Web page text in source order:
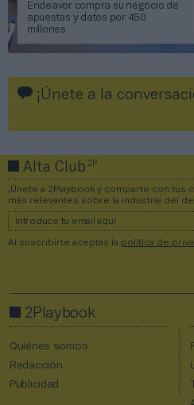
Endeavor compra su negocio de
apuestas y datos por 450
millones
¡Únete a la
Alta Club2P
¡Únete a 2Playbook y comparte con
más relevantes sobre la industria del
Al suscribirte aceptas la política de
2Playbook
Quiénes somos
Redacción
Publicidad